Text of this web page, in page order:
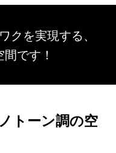
クを実現する、
です！
トーン調の空